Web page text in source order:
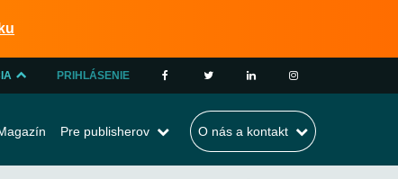
PRIHLÁSENIE
Pre publisherov O nás a kontakt